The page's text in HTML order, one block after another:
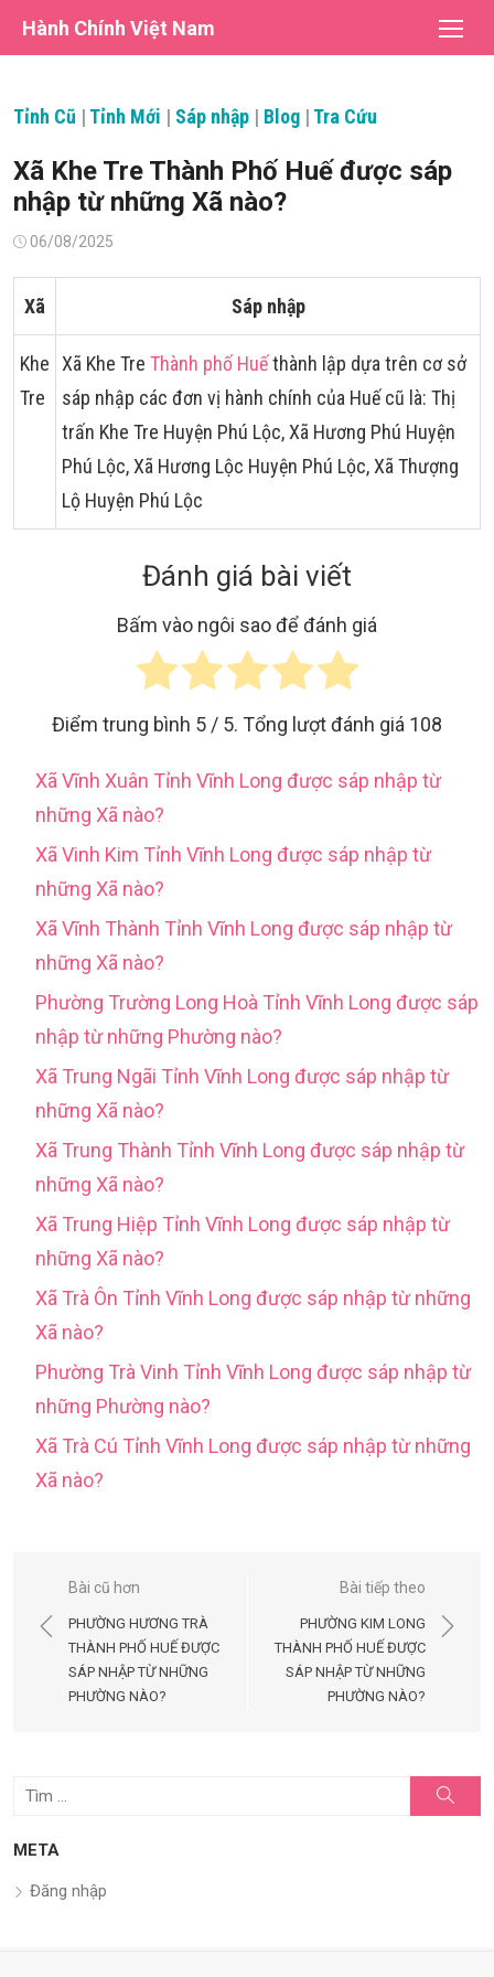
Hành Chính Việt Nam
Tỉnh Cũ | Tỉnh Mới | Sáp nhập | Blog | Tra Cứu
Xã Khe Tre Thành Phố Huế được sáp
nhập từ những Xã nào?
Đăng06/08/2025
Xã Sáp nhập
Khe
Tre
Xã Khe Tre Thành phố Huếthành lập dựa trên cơ sở
sáp nhập các đơn vị hành chính của Huế cũ là: Thị
trấn Khe Tre Huyện Phú Lộc, Xã Hương Phú Huyện
Phú Lộc, Xã Hương Lộc Huyện Phú Lộc, Xã Thượng
Lộ Huyện Phú Lộc
Đánh giá bài viết
Bấm vào ngôi sao để đánh giá
Điểm trung bình 5 / 5. Tổng lượt đánh giá 108
Xã Vĩnh Xuân Tỉnh Vĩnh Long được sáp nhập từ
những Xã nào?
Xã Vinh Kim Tỉnh Vĩnh Long được sáp nhập từ
những Xã nào?
Xã Vĩnh Thành Tỉnh Vĩnh Long được sáp nhập từ
những Xã nào?
Phường Trường Long Hoà Tỉnh Vĩnh Long được sáp
nhập từ những Phường nào?
Xã Trung Ngãi Tỉnh Vĩnh Long được sáp nhập từ
những Xã nào?
Xã Trung Thành Tỉnh Vĩnh Long được sáp nhập từ
những Xã nào?
Xã Trung Hiệp Tỉnh Vĩnh Long được sáp nhập từ
những Xã nào?
Xã Trà Ôn Tỉnh Vĩnh Long được sáp nhập từ những
Xã nào?
Phường Trà Vinh Tỉnh Vĩnh Long được sáp nhập từ
những Phường nào?
Xã Trà Cú Tỉnh Vĩnh Long được sáp nhập từ những
Xã nào?
Điều
hướng
bài
viết
Bài cũ hơn
PHƯỜNG HƯƠNG TRÀ
THÀNH PHỐ HUẾ ĐƯỢC
SÁP NHẬP TỪ NHỮNG
PHƯỜNG NÀO?
Bài tiếp theo
PHƯỜNG KIM LONG
THÀNH PHỐ HUẾ ĐƯỢC
SÁP NHẬP TỪ NHỮNG
PHƯỜNG NÀO?
Tìm
quả
kiếm
META
Đăng nhập